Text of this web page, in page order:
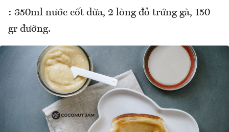
: 350ml nước cốt dừa, 2 lòng đỏ trứng gà, 150
gr đường.